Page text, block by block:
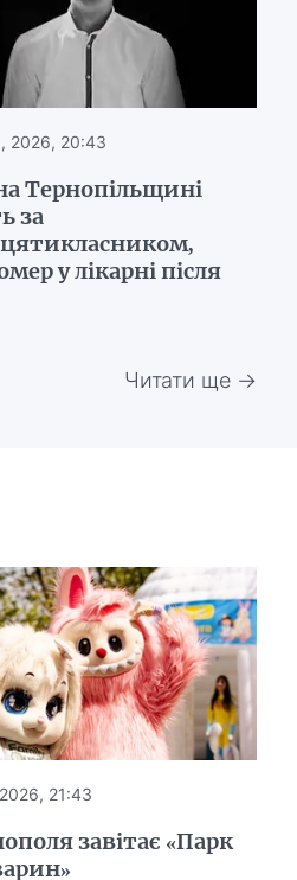
2026, 20:43
Тернопільщині
за
у лікарні після
Читати ще →
21:43
завітає «Парк